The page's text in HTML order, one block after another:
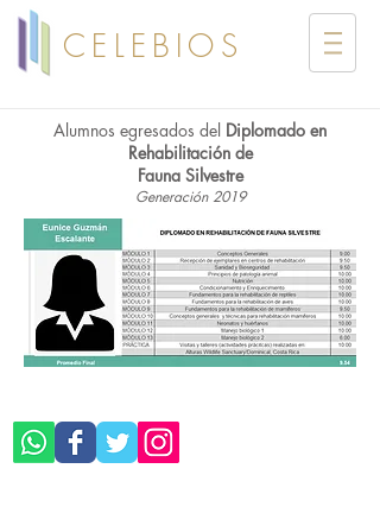
CELEBIOS
Alumnos egresados del Diplomado en
Rehabilitación de
Fauna Silvestre
Generación 2019